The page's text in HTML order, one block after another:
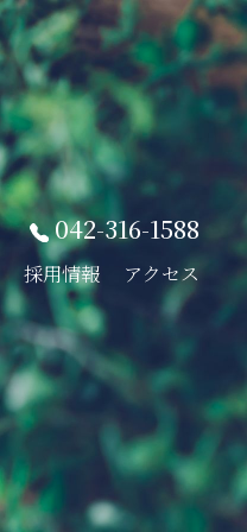
042-316-1588
採用情報 アクセス